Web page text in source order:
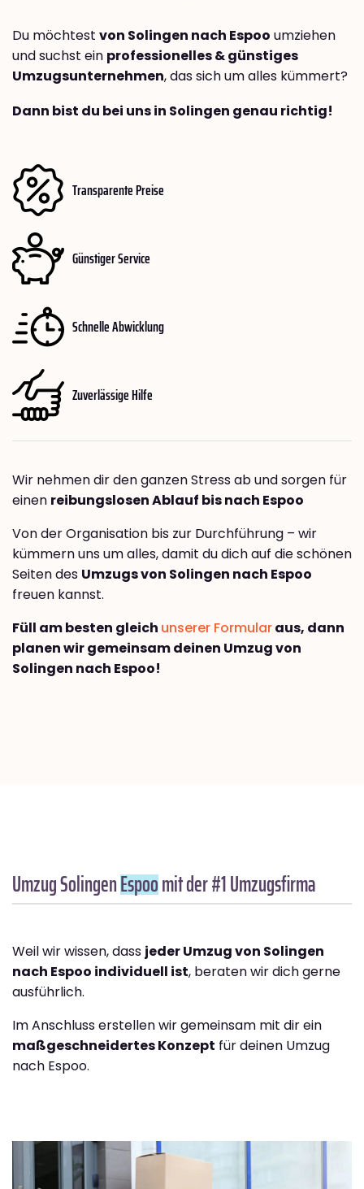
Du möchtest von Solingen nach Espoo umziehen
und suchst ein professionelles & günstiges
Umzugsunternehmen, das sich um alles kümmert?
Dann bist du bei uns in Solingen genau richtig!
Transparente Preise
Günstiger Service
Schnelle Abwicklung
Zuverlässige Hilfe
Wir nehmen dir den ganzen Stress ab und sorgen für
einen reibungslosen Ablauf bis nach Espoo
Von der Organisation bis zur Durchführung – wir
kümmern uns um alles, damit du dich auf die schönen
Seiten des Umzugs von Solingen nach Espoo
freuen kannst.
Füll am besten gleich unserer Formularaus, dann
planen wir gemeinsam deinen Umzug von
Solingen nach Espoo!
Umzug SolingenEspoomit der #1 Umzugsfirma
Weil wir wissen, dass jeder Umzug von Solingen
nach Espoo individuell ist, beraten wir dich gerne
ausführlich.
Im Anschluss erstellen wir gemeinsam mit dir ein
maßgeschneidertes Konzept für deinen Umzug
nach Espoo.